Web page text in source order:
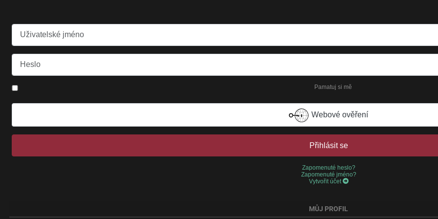
Uživatelské jméno
Heslo
Pamatuj si mě
Webové ověření
Přihlásit se
Zapomenuté heslo?
Zapomenuté jméno?
Vytvořit účet
MŮJ PROFIL